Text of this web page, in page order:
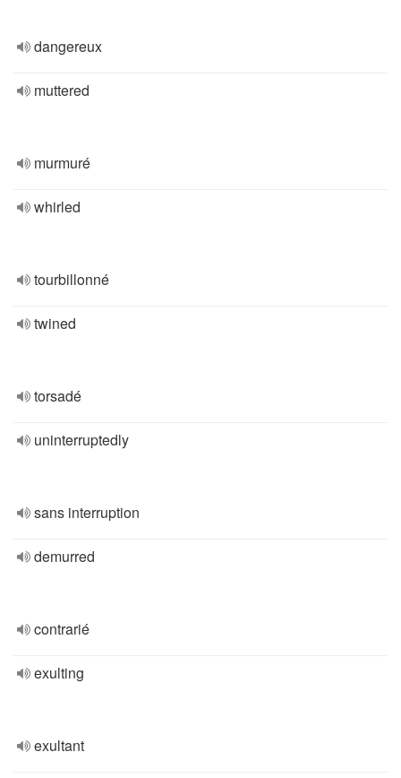
dangereux
muttered
murmuré
whirled
tourbillonné
twined
torsadé
uninterruptedly
sans interruption
demurred
contrarié
exulting
exultant